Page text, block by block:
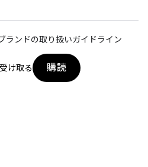
ランドの取り扱いガイドライン
け取る
購読